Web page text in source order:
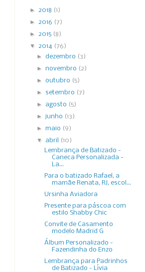
► 2018 (1)
► 2016 (7)
► 2015 (8)
▼ 2014 (76)
► dezembro (3)
►novembro (2)
►outubro (5)
► setembro (7)
► agosto (5)
►junho (13)
►maio (9)
▼ abril
(10)
Lembrança de Batizado -
Caneca Personalizada -
La...
Para o batizado Rafael, a
mamãe Renata, RJ, escol...
Ursinha Aviadora
Presente para páscoa com
estilo Shabby Chic
Convite de Casamento
modelo Madrid G
Álbum Personalizado -
Fazendinha do Enzo
Lembrança para Padrinhos
de Batizado - Lívia